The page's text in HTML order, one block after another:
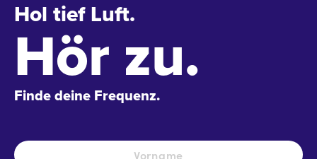
Hol tief Luft.
Hör zu.
Finde deine Frequenz.
Name *